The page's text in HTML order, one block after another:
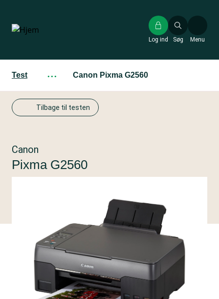
hovedindhold
Søg
Log ind Menu
Test ··· Canon Pixma G2560
Tilbage til testen
Canon
Pixma G2560